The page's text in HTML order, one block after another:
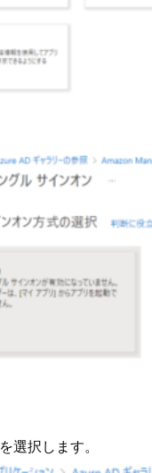
選択します。